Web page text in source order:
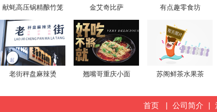
献蚝高压锅精酿竹笼
金艾奇比萨 有点趣零食坊
老街秤盘麻辣烫 翘嘴哥重庆小面 苏阁鲜茶水果茶
首页 公司简介